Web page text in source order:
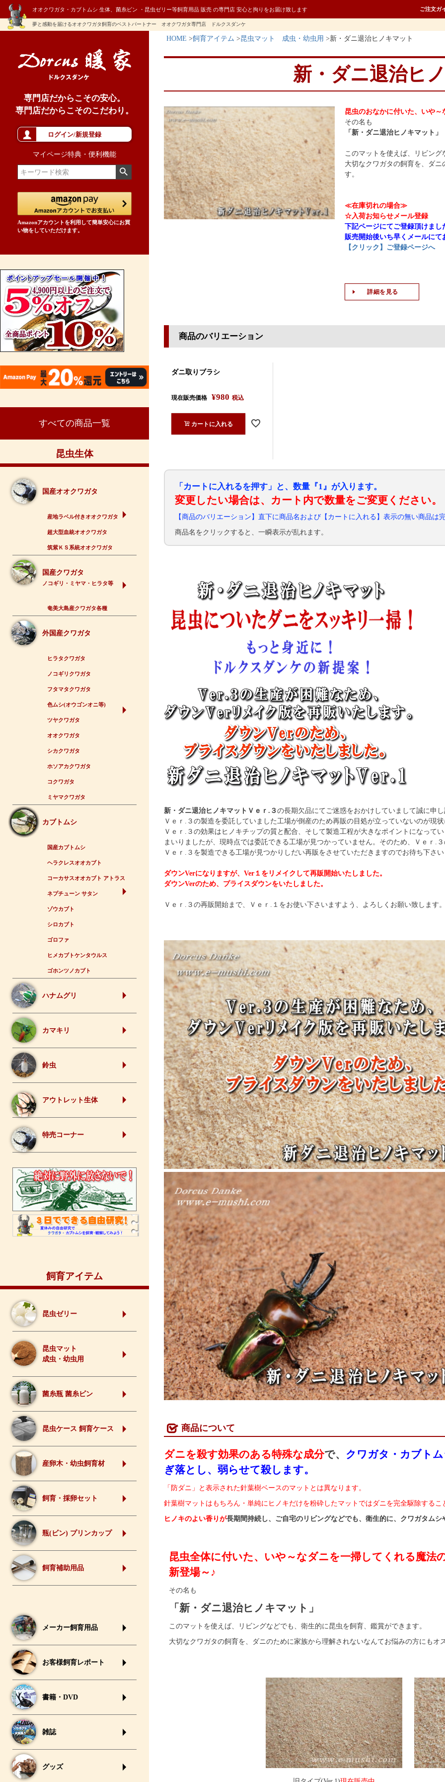
オオクワガタ・カブトムシ 生体、菌糸ビン ・昆虫ゼリー等飼育用品 販売 の専門店 安心と拘りをお届け致します ご注文ガ
夢と感動を届けるオオクワガタ飼育のベストパートナー オオクワガタ専門店 ドルクスダンケ
専門店だからこその安心。
専門店だからこそのこだわり。
ログイン/新規登録
マイページ特典・便利機能
Amazonアカウントを利用して簡単安心にお買
い物をしていただけます。
すべての商品一覧
昆虫生体
国産オオクワガタ
産地ラベル付きオオクワガタ
超大型血統オオクワガタ
筑紫ＫＳ系統オオクワガタ
国産クワガタ
ノコギリ・ミヤマ・ヒラタ等
奄美大島産クワガタ各種
外国産クワガタ
ヒラタクワガタ
ノコギリクワガタ
フタマタクワガタ
色ムシ(オウゴンオニ等)
ツヤクワガタ
オオクワガタ
シカクワガタ
ホソアカクワガタ
コクワガタ
ミヤマクワガタ
カブトムシ
国産カブトムシ
ヘラクレスオオカブト
コーカサスオオカブト アトラス
ネプチューン サタン
ゾウカブト
シロカブト
ゴロファ
ヒメカブトケンタウルス
ゴホンツノカブト
ハナムグリ
カマキリ
鈴虫
アウトレット生体
特売コーナー
飼育アイテム
昆虫ゼリー
昆虫マット
成虫・幼虫用
菌糸瓶 菌糸ビン
昆虫ケース 飼育ケース
産卵木・幼虫飼育材
飼育・採卵セット
瓶(ビン) プリンカップ
飼育補助用品
メーカー飼育用品
お客様飼育レポート
書籍・DVD
雑誌
グッズ
HOME 飼育アイテム 昆虫マット 成虫・幼虫用 新・ダニ退治ヒノキマット
新・ダニ退治ヒ
昆虫のおなかに付いた、いや
その名も
「新・ダニ退治ヒノキマット」
このマットを使えば、リビン
大切なクワガタの飼育を、ダ
す。
≪在庫切れの場合≫
☆入荷お知らせメール登録
下記ページにてご登録頂けまし
販売開始後いち早くメールにて
【クリック】ご登録ページへ
詳細を見る
商品のバリエーション
ダニ取りブラシ
現在販売価格 ¥980 税込
カートに入れる
「カートに入れるを押す」と、数量『1』が入ります。
変更したい場合は、カート内で数量をご変更ください。
【商品のバリエーション】直下に商品名および【カートに入れる】表示の無い商品は
商品名をクリックすると、一瞬表示が乱れます。
新・ダニ退治ヒノキマットＶｅｒ.３の長期欠品にてご迷惑をおかけしていまして誠に申
Ｖｅｒ.３の製造を委託していました工場が倒産のため再販の目処が立っていないのが現
Ｖｅｒ.３の効果はヒノキチップの質と配合、そして製造工程が大きなポイントになって
まいりましたが、現時点では委託できる工場が見つかっていません。そのため、Ｖｅｒ.
Ｖｅｒ.３を製造できる工場が見つかりしだい再販をさせていただきますのでお待ち下さ
ダウンVerになりますが、Ver１をリメイクして再販開始いたしました。
ダウンVerのため、プライスダウンをいたしました。
Ｖｅｒ.３の再販開始まで、Ｖｅｒ.１をお使い下さいますよう、よろしくお願い致します
商品について
ダニを殺す効果のある特殊な成分で、 クワガタ・カブト
ぎ落とし、弱らせて殺します。
「防ダニ」と表示された針葉樹ベースのマットとは異なります。
針葉樹マットはもちろん・単純にヒノキだけを粉砕したマットではダニを完全駆除するこ
ヒノキのよい香りが長期間持続し、ご自宅のリビングなどでも、衛生的に、クワガタム
昆虫全体に付いた、いや～なダニを一掃してくれる魔法
新登場～♪
その名も
「新・ダニ退治ヒノキマット」
このマットを使えば、リビングなどでも、衛生的に昆虫を飼育、鑑賞ができます。
大切なクワガタの飼育を、ダニのために家族から理解されないなんてお悩みの方にもオ